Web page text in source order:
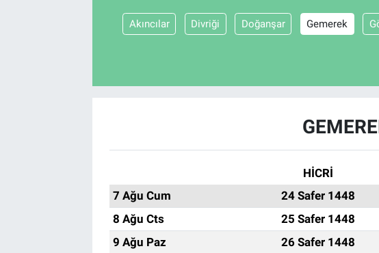
Akıncılar Divriği Doğanşar Gemerek
HİCRİ
7 Ağu Cum
24 Safer 1448
8 Ağu Cts
25 Safer 1448
9 Ağu Paz
26 Safer 1448